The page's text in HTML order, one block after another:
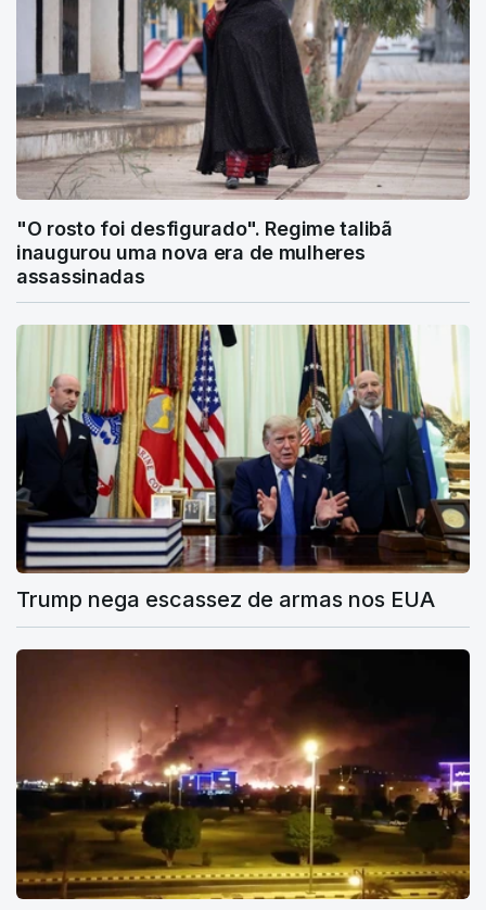
"O rosto foi desfigurado". Regime talibã
inaugurou uma nova era de mulheres
assassinadas
Trump nega escassez de armas nos EUA